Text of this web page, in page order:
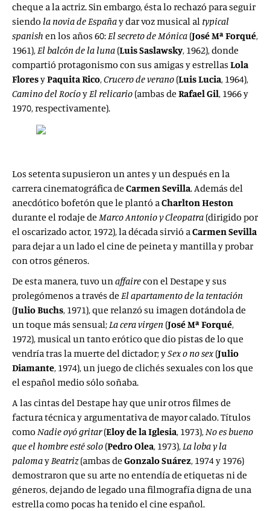
cheque a la actriz. Sin embargo, ésta lo rechazó para seguir
siendo la novia de Españay dar voz musical al typical
spanish en los años 60:El secreto de Mónica (José Mª Forqué,
1961),El balcón de la luna (Luis Saslawsky, 1962), donde
compartió protagonismo con sus amigas y estrellas Lola
FloresyPaquita Rico,Crucero de verano (Luis Lucia, 1964),
Camino del RocíoyEl relicario (ambas de Rafael Gil, 1966 y
1970, respectivamente).
Los setenta supusieron un antes y un después en la
carrera cinematográfica de Carmen Sevilla. Además del
anecdótico bofetón que le plantó aCharlton Heston
durante el rodaje de Marco Antonio y Cleopatra (dirigido por
el oscarizado actor, 1972), la década sirvió aCarmen Sevilla
para dejar a un lado el cine de peineta y mantilla y probar
con otros géneros.
De esta manera, tuvo unaffairecon el Destape y sus
prolegómenos a través de El apartamento de la tentación
(Julio Buchs, 1971), que relanzó su imagen dotándola de
un toque más sensual;La cera virgen (José Mª Forqué,
1972), musical un tanto erótico que dio pistas de lo que
vendría tras la muerte del dictador; ySex o no sex (Julio
Diamante, 1974), un juego de clichés sexuales con los que
el español medio sólo soñaba.
A las cintas del Destape hay que unir otros filmes de
factura técnica y argumentativa de mayor calado. Títulos
como Nadie oyó gritar(Eloy de la Iglesia, 1973),No es bueno
que el hombre esté solo (Pedro Olea, 1973),La loba y la
palomayBeatriz(ambas de Gonzalo Suárez, 1974 y 1976)
demostraron que su arte no entendía de etiquetas ni de
géneros, dejando de legado una filmografía digna de una
estrella como pocas ha tenido el cine español.